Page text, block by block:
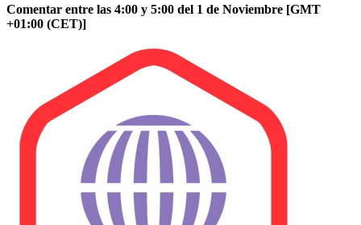
Comentar entre las 4:00 y 5:00 del 1 de Noviembre [GMT
+01:00 (CET)]